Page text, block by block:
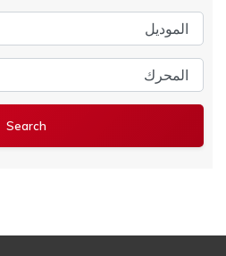
الموديل
المحرك